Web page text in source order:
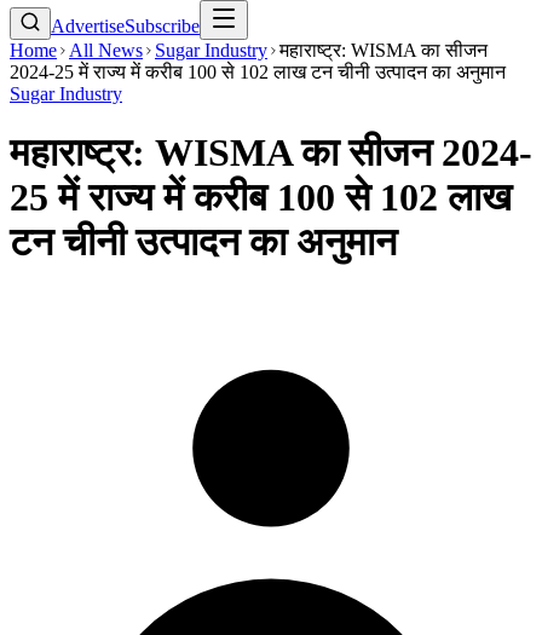
AdvertiseSubscribe
Home
All News Sugar Industry महाराष्ट्र: WISMA का सीजन
2024-25 में राज्य में करीब 100 से 102 लाख टन चीनी उत्पादन का अनुमान
Sugar Industry
महाराष्ट्र: WISMA का सीजन 2024-
25 में राज्य में करीब 100 से 102 लाख
टन चीनी उत्पादन का अनुमान